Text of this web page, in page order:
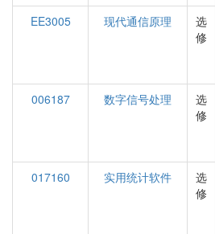
EE3005
现代通信原理
选
修
006187
数字信号处理
选
修
017160
实用统计软件
选
修